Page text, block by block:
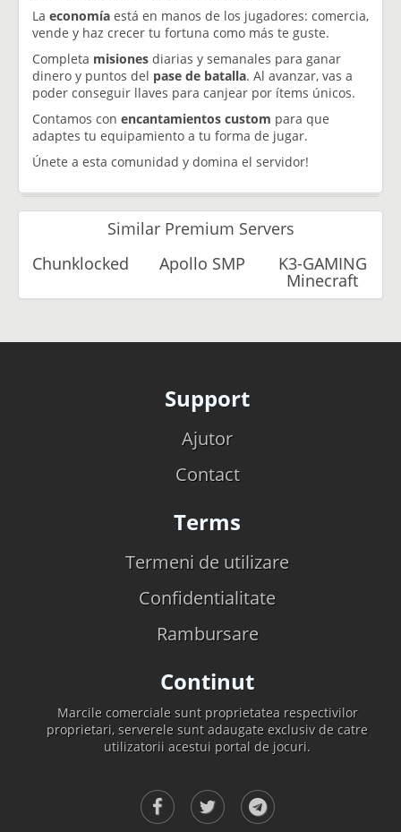
La economía está en manos de los jugadores: comercia,
vende y haz crecer tu fortuna como más te guste.
Completa misiones diarias y semanales para ganar
dinero y puntos del pase de batalla. Al avanzar, vas a
poder conseguir llaves para canjear por ítems únicos.
Contamos con encantamientos custom para que
adaptes tu equipamiento a tu forma de jugar.
Únete a esta comunidad y domina el servidor!
Similar Premium Servers
Chunklocked
Apollo SMP K3-GAMING
Minecraft
Support
Ajutor
Contact
Terms
Termeni de utilizare
Confidentialitate
Rambursare
Continut
Marcile comerciale sunt proprietatea respectivilor
proprietari, serverele sunt adaugate exclusiv de catre
utilizatorii acestui portal de jocuri.